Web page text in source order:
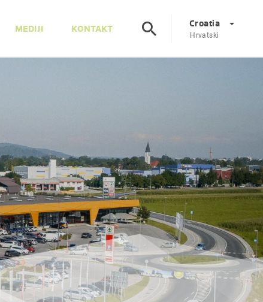
MEDIJI KONTAKT Croatia
Hrvatski
Slovenija SL EN
Italija IT EN
Mađarska HU EN
Češka CS EN
Hrvatska HR EN